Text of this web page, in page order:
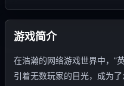
游戏简介
在浩瀚的网络游戏世界中，"
引着无数玩家的目光，成为